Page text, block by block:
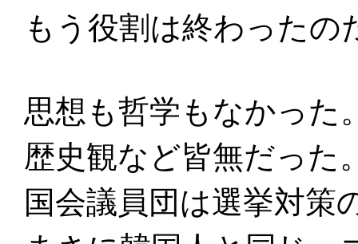
もう役割は終わったの
思想も哲学もなかった
歴史観など皆無だった
国会議員団は選挙対策